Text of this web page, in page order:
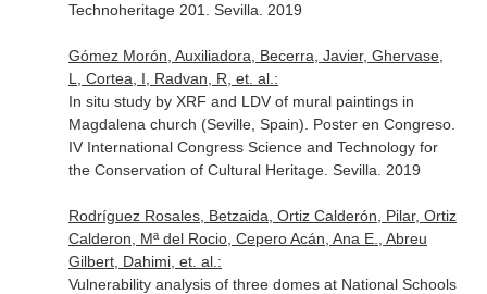
Technoheritage 201. Sevilla. 2019
Gómez Morón, Auxiliadora, Becerra, Javier, Ghervase,
L, Cortea, I, Radvan, R, et. al.:
In situ study by XRF and LDV of mural paintings in
Magdalena church (Seville, Spain). Poster en Congreso.
IV International Congress Science and Technology for
the Conservation of Cultural Heritage. Sevilla. 2019
Rodríguez Rosales, Betzaida, Ortiz Calderón, Pilar, Ortiz
Calderon, Mª del Rocio, Cepero Acán, Ana E., Abreu
Gilbert, Dahimi, et. al.:
Vulnerability analysis of three domes at National Schools